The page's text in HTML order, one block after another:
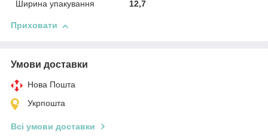
Ширина упакування
12,7
Приховати
Умови доставки
Нова Пошта
Укрпошта
Всі умови доставки